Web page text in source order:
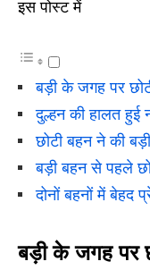
इस पोस्ट में
बड़ी के जगह पर
दुल्हन की हालत हुई
छोटी बहन ने की
बड़ी बहन से पहले
दोनों बहनों में बेहद
बड़ी के जगह पर